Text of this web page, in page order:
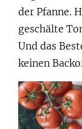
der Pfanne.
geschälte
Und das
keinen